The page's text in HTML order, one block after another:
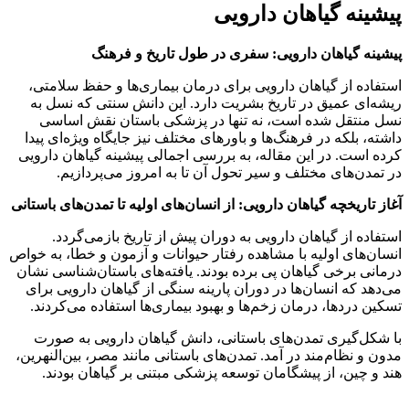
پیشینه گیاهان دارویی
پیشینه گیاهان دارویی: سفری در طول تاریخ و فرهنگ
استفاده از گیاهان دارویی برای درمان بیماری‌ها و حفظ سلامتی،
ریشه‌ای عمیق در تاریخ بشریت دارد. این دانش سنتی که نسل به
نسل منتقل شده است، نه تنها در پزشکی باستان نقش اساسی
داشته، بلکه در فرهنگ‌ها و باورهای مختلف نیز جایگاه ویژه‌ای پیدا
کرده است. در این مقاله، به بررسی اجمالی پیشینه گیاهان دارویی
در تمدن‌های مختلف و سیر تحول آن تا به امروز می‌پردازیم.
آغاز تاریخچه گیاهان دارویی: از انسان‌های اولیه تا تمدن‌های باستانی
استفاده از گیاهان دارویی به دوران پیش از تاریخ بازمی‌گردد.
انسان‌های اولیه با مشاهده رفتار حیوانات و آزمون و خطا، به خواص
درمانی برخی گیاهان پی برده بودند. یافته‌های باستان‌شناسی نشان
می‌دهد که انسان‌ها در دوران پارینه سنگی از گیاهان دارویی برای
تسکین دردها، درمان زخم‌ها و بهبود بیماری‌ها استفاده می‌کردند.
با شکل‌گیری تمدن‌های باستانی، دانش گیاهان دارویی به صورت
مدون و نظام‌مند در آمد. تمدن‌های باستانی مانند مصر، بین‌النهرین،
هند و چین، از پیشگامان توسعه پزشکی مبتنی بر گیاهان بودند.